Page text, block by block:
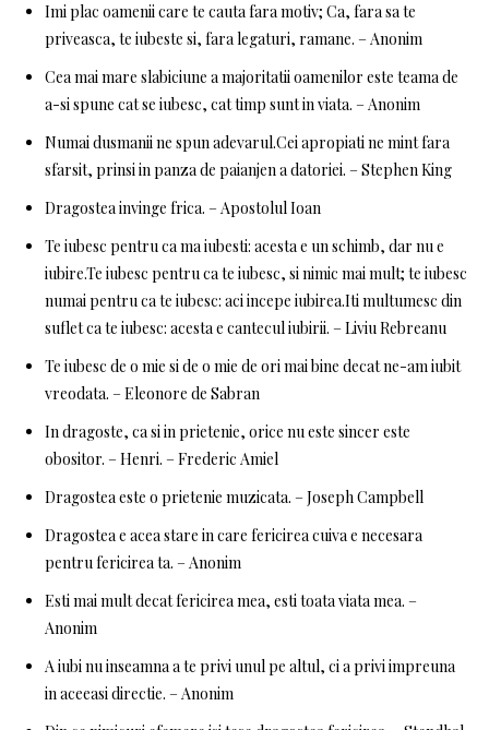
Imi plac oamenii care te cauta fara motiv; Ca, fara sa te
priveasca, te iubeste si, fara legaturi, ramane. – Anonim
Cea mai mare slabiciune a majoritatii oamenilor este teama de
a-si spune cat se iubesc, cat timp sunt in viata. – Anonim
Numai dusmanii ne spun adevarul.Cei apropiati ne mint fara
sfarsit, prinsi in panza de paianjen a datoriei. – Stephen King
Dragostea invinge frica. – Apostolul Ioan
Te iubesc pentru ca ma iubesti: acesta e un schimb, dar nu e
iubire.Te iubesc pentru ca te iubesc, si nimic mai mult; te iubesc
numai pentru ca te iubesc: aci incepe iubirea.Iti multumesc din
suflet ca te iubesc: acesta e cantecul iubirii. – Liviu Rebreanu
Te iubesc de o mie si de o mie de ori mai bine decat ne-am iubit
vreodata. – Eleonore de Sabran
In dragoste, ca si in prietenie, orice nu este sincer este
obositor. – Henri. – Frederic Amiel
Dragostea este o prietenie muzicata. – Joseph Campbell
Dragostea e acea stare in care fericirea cuiva e necesara
pentru fericirea ta. – Anonim
Esti mai mult decat fericirea mea, esti toata viata mea. –
Anonim
A iubi nu inseamna a te privi unul pe altul, ci a privi impreuna
in aceeasi directie. – Anonim